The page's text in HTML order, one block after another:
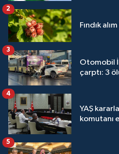
Fındık
2
Otomobil
çarptı: 3
3
YAŞ
komutanı
4
5